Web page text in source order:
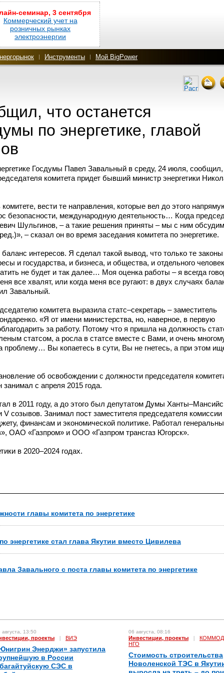
семинар, 3 сентября
Коммерческий учет на
розничных рынках
электроэнергии
Инструменты Мой BigPower
что останется
по энергетике, главой
Госдумы Павел Завальный в среду, 24 июля, сообщил,
комитета придет бывший министр энергетики
вести те направления, которые вел до этого
безопасности, международную деятельность… Когда
Шульгинов, – а такие решения приняты – мы с ним
– сказал он во время заседания комитета по энергетике.
интересов. Я сделал такой вывод, что только те законы
и государства, и бизнеса, и общества, и отдельного
не будет и так далее… Моя оценка работы – я всегда
все хвалят, или когда меня все ругают: в двух случаях
Завальный.
комитета выразила статс–секретарь – заместитель
«Я от имени министерства, но, наверное, в первую
за работу. Потому что я пришла на должность
статсом, а росла в статсе вместе с Вами, и очень
проблему… Вы копаетесь в сути, Вы не гнетесь, а при этом
об освобождении с должности председателя
занимал с апреля 2015 года.
в 2011 году, а до этого был депутатом Думы
V созывов. Занимал пост заместителя председателя комиссии
финансам и экономической политике. Работал
ОАО «Газпром» и ООО «Газпром трансгаз Югорск».
в 2020–2024 годах.
главы комитета по энергетике
энергетике стал глава Якутии вместо Цивилева
Завального с поста главы комитета по энергетике
августа, 13:50
проекты | ВИЭ
Энерджи» запустила
в России
СЭС в
06 августа, 08:16
Инвестиции, проекты |
НГО
Стоимость строительства
Новоленской ТЭС в